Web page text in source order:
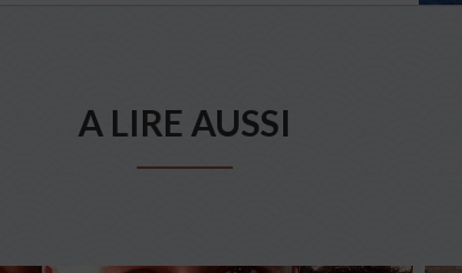
A LIRE AUSSI